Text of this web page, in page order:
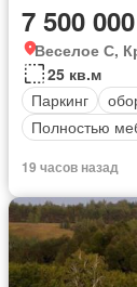
7 500
Веселое С,
25 кв.м
Паркинг
Полностью
19 часов назад